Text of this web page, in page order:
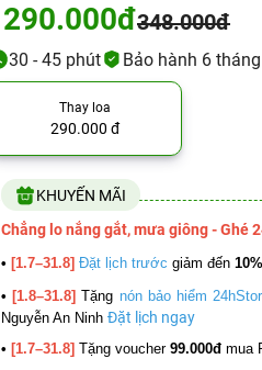
290.000đ348.000đ
30 - 45 phút Bảo hành 6 tháng
Thay loa
290.000 đ
KHUYẾN MÃI
Chẳng lo nắng gắt, mưa giông - Ghé
• [1.7–31.8] Đặt lịch trước giảm đến 10%
• [1.8–31.8] Tặng nón bảo hiểm
Nguyễn An Ninh Đặt lịch ngay
• [1.7–31.8] Tặng voucher 99.000đ mua